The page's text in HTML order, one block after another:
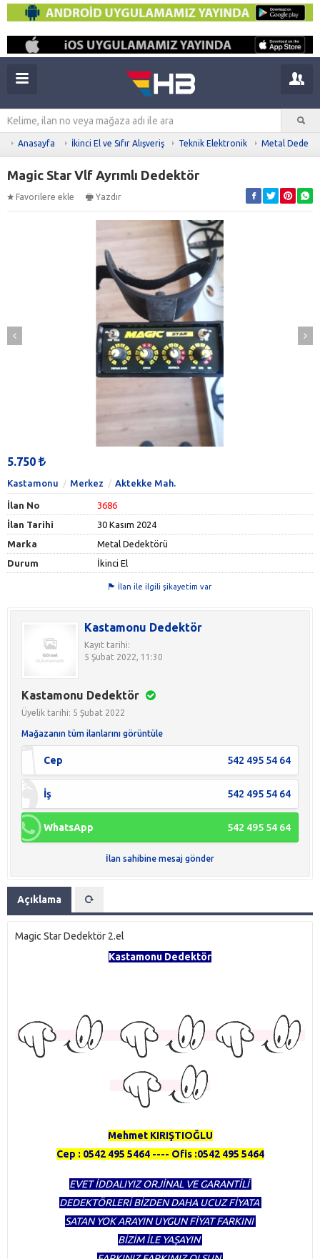
Anasayfa İkinci El ve Sıfır Alışveriş Teknik Elektronik Metal
Magic Star Vlf Ayrımlı Dedektör
Favorilere ekle Yazdır
5.750
Kastamonu Merkez Aktekke Mah.
İlan No
3686
İlan Tarihi
30 Kasım 2024
Marka
Metal Dedektörü
Durum
İkinci El
İlan ile ilgili şikayetim var
Kastamonu Dedektör
Kayıt tarihi:
5 Şubat 2022, 11:30
Kastamonu Dedektör
Üyelik tarihi: 5 Şubat 2022
Mağazanın tüm ilanlarını görüntüle
Cep 542 495 54 64
İş 542 495 54 64
WhatsApp 542 495 54 64
İlan sahibine mesaj gönder
Açıklama
Magic Star Dedektör 2.el
Kastamonu Dedektör
Mehmet KIRIŞTIOĞLU
Cep : 0542 495 5464 ---- Ofis :0542 495 5464
EVET İDDALIYIZ ORJİNAL VE GARANTİLİ
DEDEKTÖRLERİ BİZDEN DAHA UCUZ FİYATA
SATAN YOK ARAYIN UYGUN FİYAT FARKINI
BİZİM İLE YAŞAYIN